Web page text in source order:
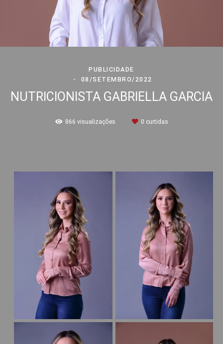
PUBLICIDADE
08/SETEMBRO/2022
NUTRICIONISTA GABRIELLA GARCIA
866 visualizações 0 curtidas